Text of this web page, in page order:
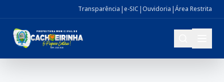
Transparência |e-SIC |Ouvidoria |Área Restrita